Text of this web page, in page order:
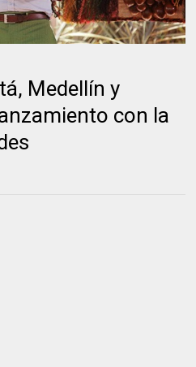
Medellín y
con la